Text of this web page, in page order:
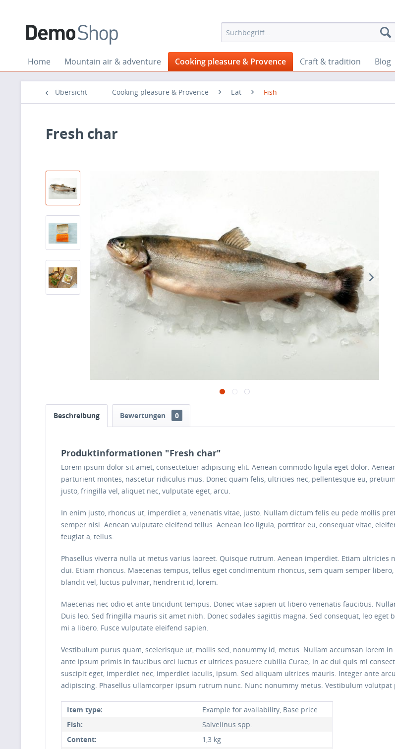
Home Mountain air & adventure Cooking pleasure & Provence Craft & tradition Blog
Übersicht Cooking pleasure & Provence Eat Fish
Fresh char
Beschreibung Bewertungen 0
Produktinformationen "Fresh char"
Lorem ipsum dolor sit amet, consectetuer adipiscing elit. Aenean commodo ligula eget dolor.
parturient montes, nascetur ridiculus mus. Donec quam felis, ultricies nec, pellentesque eu,
justo, fringilla vel, aliquet nec, vulputate eget, arcu.
In enim justo, rhoncus ut, imperdiet a, venenatis vitae, justo. Nullam dictum felis eu pede mollis
semper nisi. Aenean vulputate eleifend tellus. Aenean leo ligula, porttitor eu, consequat vitae,
feugiat a, tellus.
Phasellus viverra nulla ut metus varius laoreet. Quisque rutrum. Aenean imperdiet. Etiam
dui. Etiam rhoncus. Maecenas tempus, tellus eget condimentum rhoncus, sem quam semper
blandit vel, luctus pulvinar, hendrerit id, lorem.
Maecenas nec odio et ante tincidunt tempus. Donec vitae sapien ut libero venenatis faucibus.
Duis leo. Sed fringilla mauris sit amet nibh. Donec sodales sagittis magna. Sed consequat, leo
mi a libero. Fusce vulputate eleifend sapien.
Vestibulum purus quam, scelerisque ut, mollis sed, nonummy id, metus. Nullam accumsan lorem
ante ipsum primis in faucibus orci luctus et ultrices posuere cubilia Curae; In ac dui quis mi
suscipit eget, imperdiet nec, imperdiet iaculis, ipsum. Sed aliquam ultrices mauris. Integer ante
adipiscing. Phasellus ullamcorper ipsum rutrum nunc. Nunc nonummy metus. Vestibulum
Item type:
Example for availability, Base price
Fish:
Salvelinus spp.
Content:
1,3 kg